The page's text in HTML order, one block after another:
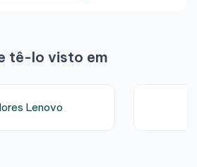
tê-lo visto em
Lenovo